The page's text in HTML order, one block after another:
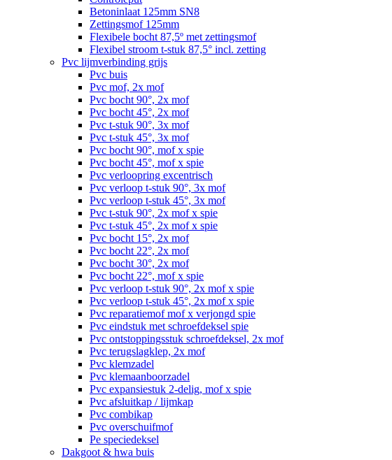
Betoninlaat 125mm SN8
Zettingsmof 125mm
Flexibele bocht 87,5º met zettingsmof
Flexibel stroom t-stuk 87,5° incl. zetting
Pvc lijmverbinding grijs
Pvc buis
Pvc mof, 2x mof
Pvc bocht 90°, 2x mof
Pvc bocht 45°, 2x mof
Pvc t-stuk 90°, 3x mof
Pvc t-stuk 45°, 3x mof
Pvc bocht 90°, mof x spie
Pvc bocht 45°, mof x spie
Pvc verloopring excentrisch
Pvc verloop t-stuk 90°, 3x mof
Pvc verloop t-stuk 45°, 3x mof
Pvc t-stuk 90°, 2x mof x spie
Pvc t-stuk 45°, 2x mof x spie
Pvc bocht 15°, 2x mof
Pvc bocht 22°, 2x mof
Pvc bocht 30°, 2x mof
Pvc bocht 22°, mof x spie
Pvc verloop t-stuk 90°, 2x mof x spie
Pvc verloop t-stuk 45°, 2x mof x spie
Pvc reparatiemof mof x verjongd spie
Pvc eindstuk met schroefdeksel spie
Pvc ontstoppingsstuk schroefdeksel, 2x mof
Pvc terugslagklep, 2x mof
Pvc klemzadel
Pvc klemaanboorzadel
Pvc expansiestuk 2-delig, mof x spie
Pvc afsluitkap / lijmkap
Pvc combikap
Pvc overschuifmof
Pe speciedeksel
Dakgoot & hwa buis